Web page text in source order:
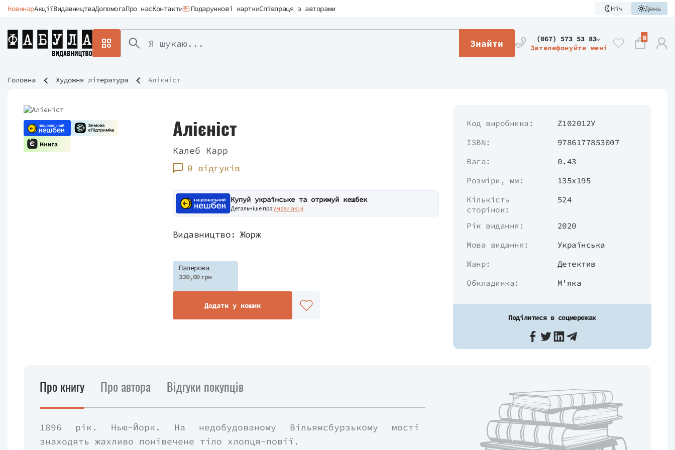
НовинарАкціїВидавництваДопомогаПро насКонтакти Подарункові карткиСпівпраця з авторами Ніч День
Знайти
(067) 573 53 83
Зателефонуйте мені
0
Головна Художня література Алієніст
Алієніст
Калеб Карр
0 відгуків
Купуй українське та отримуй кешбек
Детальніше проумови акції
Видавництво: Жорж
Паперова
320,00 грн
Додати у кошик
Код виробника:
Z102012У
ISBN:
9786177853007
Вага:
0.43
Розміри, мм:
135х195
Кількість
сторінок:
524
Рік видання:
2020
Мова видання:
Українська
Жанр:
Детектив
Обкладинка:
М'яка
Поділитися в соцмережах
Про книгу Про автора Відгуки покупців
1896 рік. Нью-Йорк. На недобудованому Вільямсбурзькому мості
знаходять жахливо понівечене тіло хлопця-повії.